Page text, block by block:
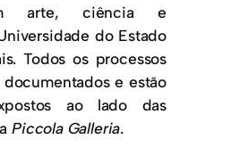
arte, ciência e
do Estado
Todos os processos
e estão
ao lado das
Piccola Galleria.